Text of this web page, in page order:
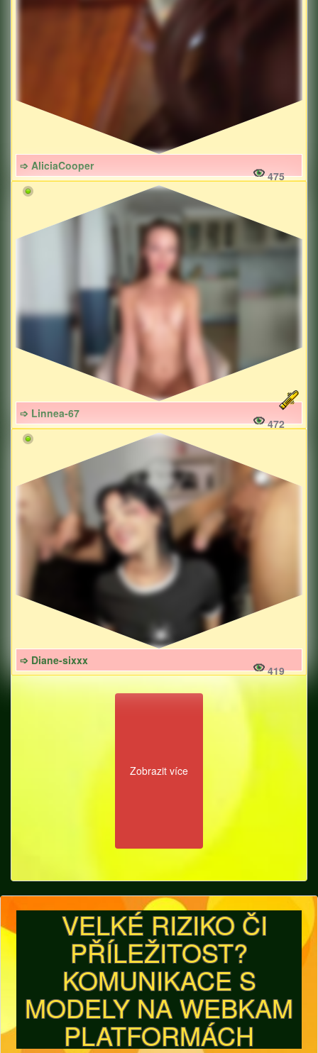
➩ AliciaCooper
475
➩ Linnea-67
472
➩ Diane-sixxx
419
Zobrazit více
VELKÉ RIZIKO ČI
PŘÍLEŽITOST?
KOMUNIKACE S
MODELY NA WEBKAM
PLATFORMÁCH